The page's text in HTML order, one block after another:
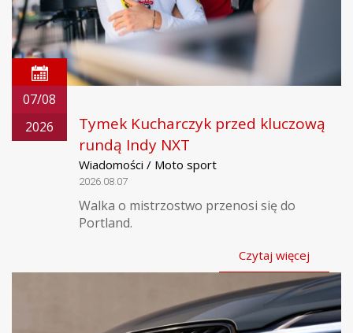
07/08
2026
Tymek Kucharczyk przed kluczową
rundą Indy NXT
Wiadomości / Moto sport
2026.08.07
Walka o mistrzostwo przenosi się do
Portland.
Czytaj więcej